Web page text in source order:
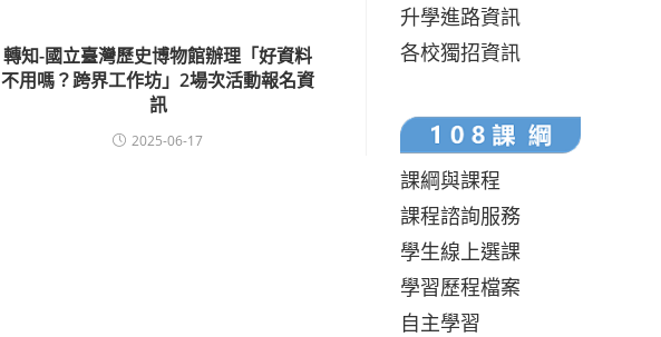
轉知-國立臺灣歷史博物館辦理「好資料
不用嗎？跨界工作坊」2場次活動報名資
訊
2025-06-17
升學進路資訊
各校獨招資訊
課綱與課程
課程諮詢服務
學生線上選課
學習歷程檔案
自主學習